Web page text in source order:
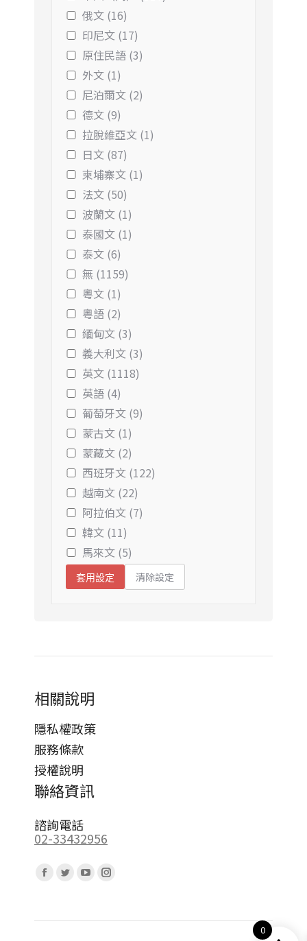
俄文 (16)
印尼文 (17)
原住民語 (3)
外文 (1)
尼泊爾文 (2)
德文 (9)
拉脫維亞文 (1)
日文 (87)
柬埔寨文 (1)
法文 (50)
波蘭文 (1)
泰國文 (1)
泰文 (6)
無 (1159)
粵文 (1)
粵語 (2)
緬甸文 (3)
義大利文 (3)
英文 (1118)
英語 (4)
葡萄牙文 (9)
蒙古文 (1)
蒙藏文 (2)
西班牙文 (122)
越南文 (22)
阿拉伯文 (7)
韓文 (11)
馬來文 (5)
套用設定 清除設定
相關說明
隱私權政策
服務條款
授權說明
聯絡資訊
諮詢電話
02-33432956
Facebook
opens
Twitter
opens
YouTube
opens
Instagram
opens
0